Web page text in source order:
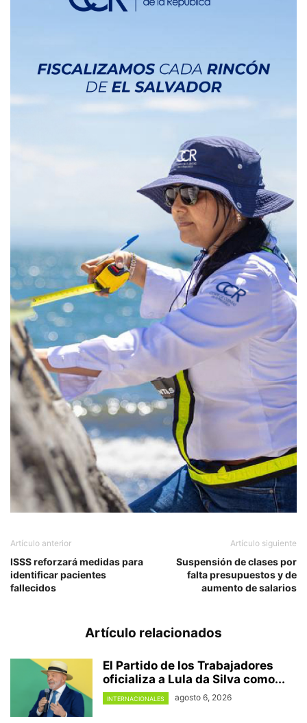
Artículo anterior
ISSS reforzará medidas para
identificar pacientes
fallecidos
Artículo siguiente
Suspensión de clases por
falta presupuestos y de
aumento de salarios
Artículo relacionados
El Partido de los Trabajadores
oficializa a Lula da Silva como...
INTERNACIONALES agosto 6, 2026